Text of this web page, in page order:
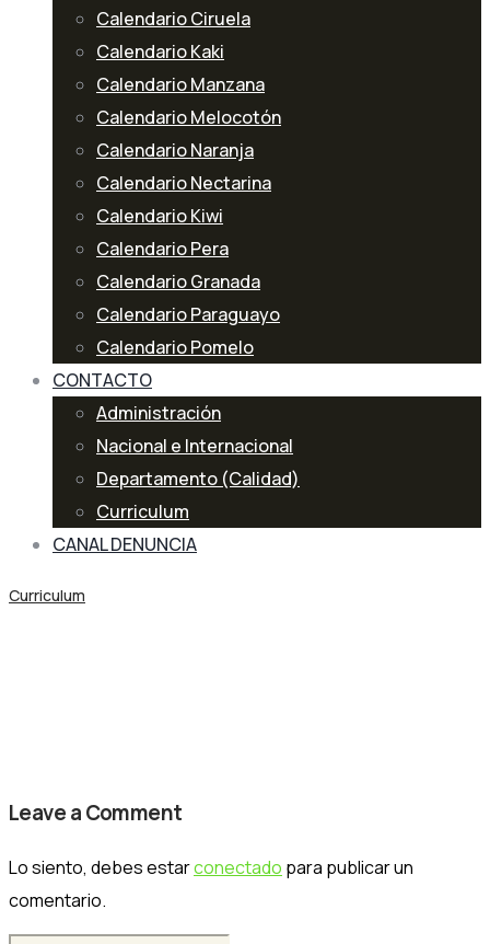
Calendario Ciruela
Calendario Kaki
Calendario Manzana
Calendario Melocotón
Calendario Naranja
Calendario Nectarina
Calendario Kiwi
Calendario Pera
Calendario Granada
Calendario Paraguayo
Calendario Pomelo
CONTACTO
Administración
Nacional e Internacional
Departamento (Calidad)
Curriculum
CANAL DENUNCIA
Curriculum
Leave a Comment
Lo siento, debes estarconectado para publicar un
comentario.